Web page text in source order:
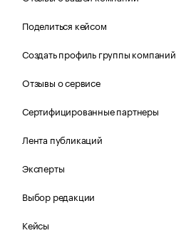
Поделиться кейсом
Создать профиль группы компаний
Отзывы о сервисе
Сертифицированные партнеры
Лента публикаций
Эксперты
Выбор редакции
Кейсы